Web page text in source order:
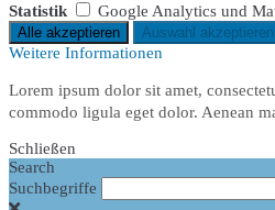
Statistik
Google Analytics und
Weitere Informationen
Lorem ipsum dolor sit amet,
commodo ligula eget dolor. Aenean
Schließen
Search
Suchbegriffe